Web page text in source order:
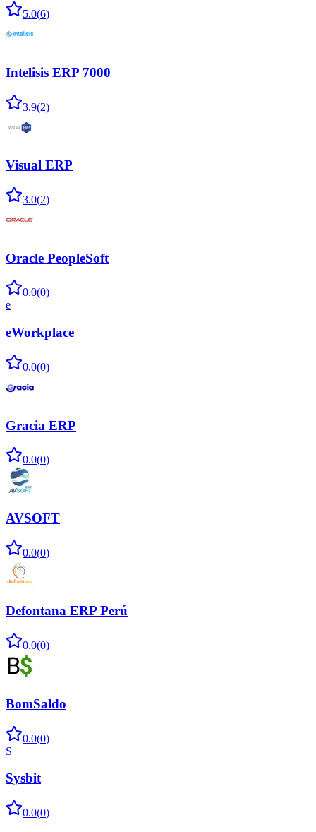
5.0(6)
Intelisis ERP 7000
3.9(2)
Visual ERP
3.0(2)
Oracle PeopleSoft
0.0(0)
e
eWorkplace
0.0(0)
Gracia ERP
0.0(0)
AVSOFT
0.0(0)
Defontana ERP Perú
0.0(0)
BomSaldo
0.0(0)
S
Sysbit
0.0(0)